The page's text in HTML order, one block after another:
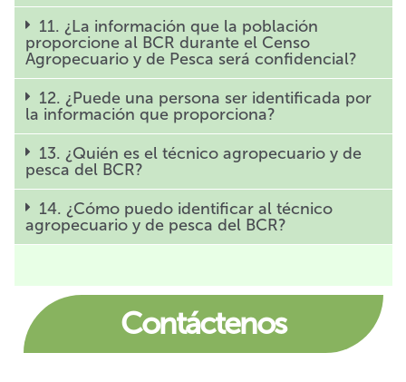
11. ¿La información que la población
proporcione al BCR durante el Censo
Agropecuario y de Pesca será confidencial?
12. ¿Puede una persona ser identificada por
la información que proporciona?
13. ¿Quién es el técnico agropecuario y de
pesca del BCR?
14. ¿Cómo puedo identificar al técnico
agropecuario y de pesca del BCR?
Contáctenos